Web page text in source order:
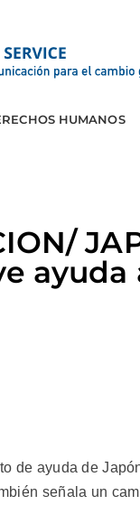
HUMANOS
ayuda
de ayuda de
señala un